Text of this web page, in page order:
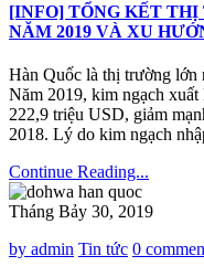
[INFO] TỔNG KẾT
NĂM 2019 VÀ XU
Hàn Quốc là thị trường lớn
Năm 2019, kim ngạch
222,9 triệu USD, giảm
2018. Lý do kim ngạch
Continue Reading...
Tháng Bảy 30, 2019
by admin Tin tức 0